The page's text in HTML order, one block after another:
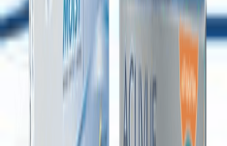
Omofilcon A
Oksijen Geçirgenliği (Dk/t)
42 dk/t
Ambalaj İçeriği
6 blister / kutu
Online Sipariş Nasıl Verilir?